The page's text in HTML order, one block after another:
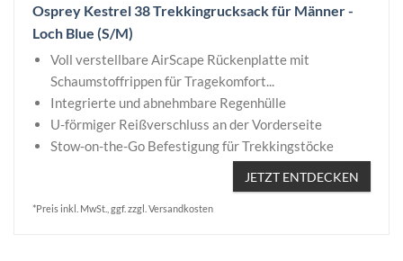
Osprey Kestrel 38 Trekkingrucksack für Männer -
Loch Blue (S/M)
Voll verstellbare AirScape Rückenplatte mit
Schaumstoffrippen für Tragekomfort...
Integrierte und abnehmbare Regenhülle
U-förmiger Reißverschluss an der Vorderseite
Stow-on-the-Go Befestigung für Trekkingstöcke
JETZT ENTDECKEN
*Preis inkl. MwSt., ggf. zzgl. Versandkosten